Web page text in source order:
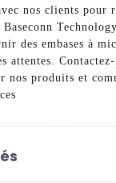
nos clients pour
Baseconn
des embases à
attentes.
nos produits et